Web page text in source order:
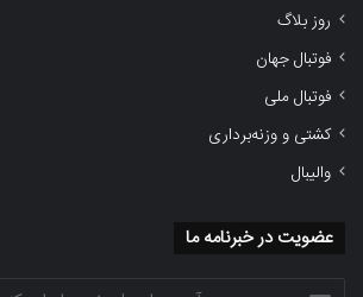
روز بلاگ
فوتبال جهان
فوتبال ملی
کشتی و وزنه‌برداری
والیبال
عضویت در خبرنامه ما
آدرس